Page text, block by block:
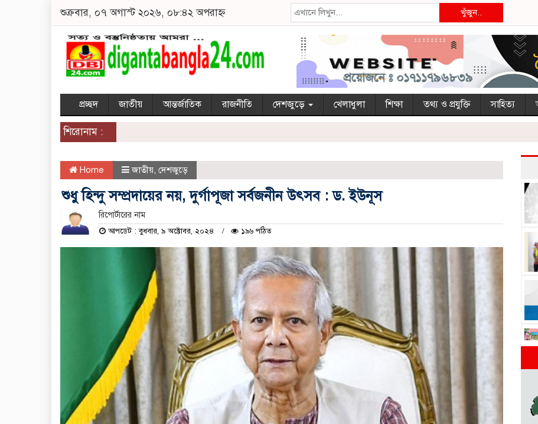
শুক্রবার, ০৭ অগাস্ট ২০২৬, ০৮:৪২ অপরাহ্ন খুঁজুন..
প্রচ্ছদ জাতীয় আন্তর্জাতিক রাজনীতি দেশজুড়ে খেলাধুলা শিক্ষা তথ্য ও প্রযুক্তি সাহিত্য
শিরোনাম :
Home জাতীয়, দেশজুড়ে
শুধু হিন্দু সম্প্রদায়ের নয়, দুর্গাপূজা সর্বজনীন উৎসব : ড. ইউনূস
রিপোর্টারের নাম
আপডেট : বুধবার, ৯ অক্টোবর, ২০২৪ ১৯৬ পঠিত